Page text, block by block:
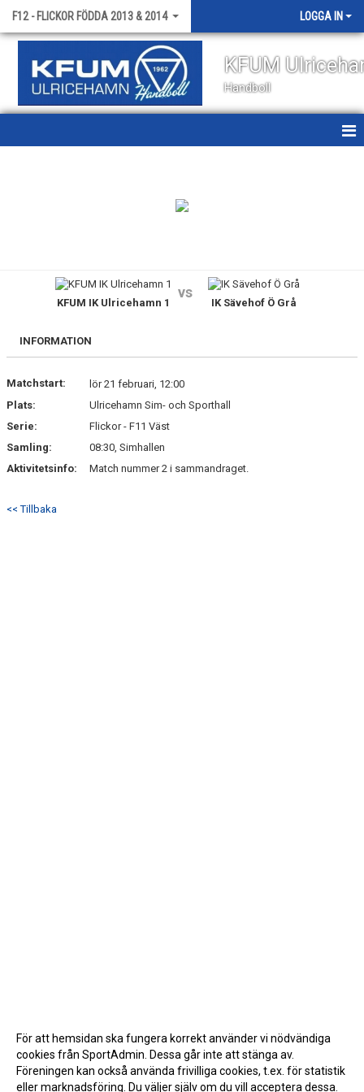
F12 - FLICKOR FÖDDA 2013 & 2014 LOGGA IN
KFUM
Handboll
BILDGALLERI
KONTAKT
KFUM IK Ulricehamn 1
vs
IK Sävehof Ö Grå
INFORMATION
Matchstart:
lör 21 februari, 12:00
Plats:
Ulricehamn Sim- och Sporthall
Serie:
Flickor - F11 Väst
Samling:
08:30, Simhallen
Aktivitetsinfo:
Match nummer 2 i sammandraget.
<< Tillbaka
För att hemsidan ska fungera korrekt använder vi nödvändiga
cookies från SportAdmin. Dessa går inte att stänga av.
Föreningen kan också använda frivilliga cookies, t.ex. för statistik
eller marknadsföring. Du väljer själv om du vill acceptera dessa.